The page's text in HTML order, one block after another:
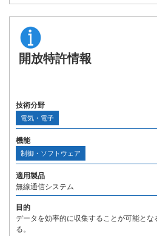
開放特許情報
技術分野
電気・電子
機能
制御・ソフトウェア
適用製品
無線通信システム
目的
データを効率的に収集することが可能と
る。